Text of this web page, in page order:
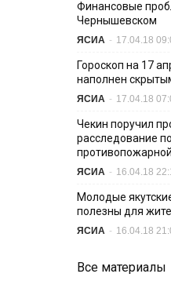
Финансовые
Чернышевском
ЯСИА - 17.04.18
Гороскоп на 17
наполнен
ЯСИА - 17.04.18
Чекин поручил
расследование
ЯСИА - 16.04.18
Молодые
полезны для
ЯСИА - 16.04.18
Все материалы